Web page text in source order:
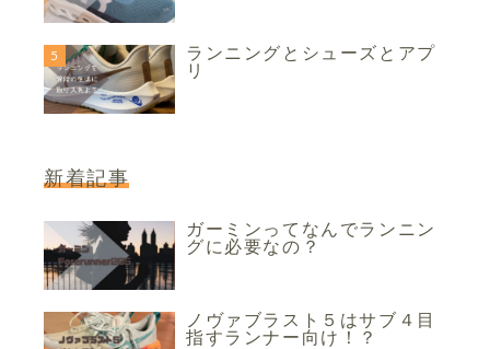
ランニングとシューズとアプ
リ
新着記事
ガーミンってなんでランニン
グに必要なの？
ノヴァブラスト５はサブ４目
指すランナー向け！？